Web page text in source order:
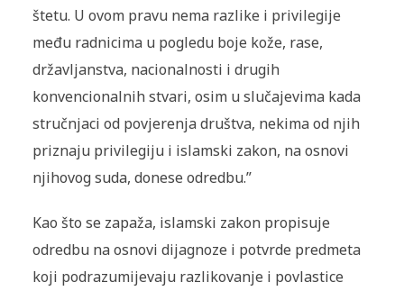
štetu. U ovom pravu nema razlike i privilegije
među radnicima u pogledu boje kože, rase,
državljanstva, nacionalnosti i drugih
konvencionalnih stvari, osim u slučajevima kada
stručnjaci od povjerenja društva, nekima od njih
priznaju privilegiju i islamski zakon, na osnovi
njihovog suda, donese odredbu.”
Kao što se zapaža, islamski zakon propisuje
odredbu na osnovi dijagnoze i potvrde predmeta
koji podrazumijevaju razlikovanje i povlastice